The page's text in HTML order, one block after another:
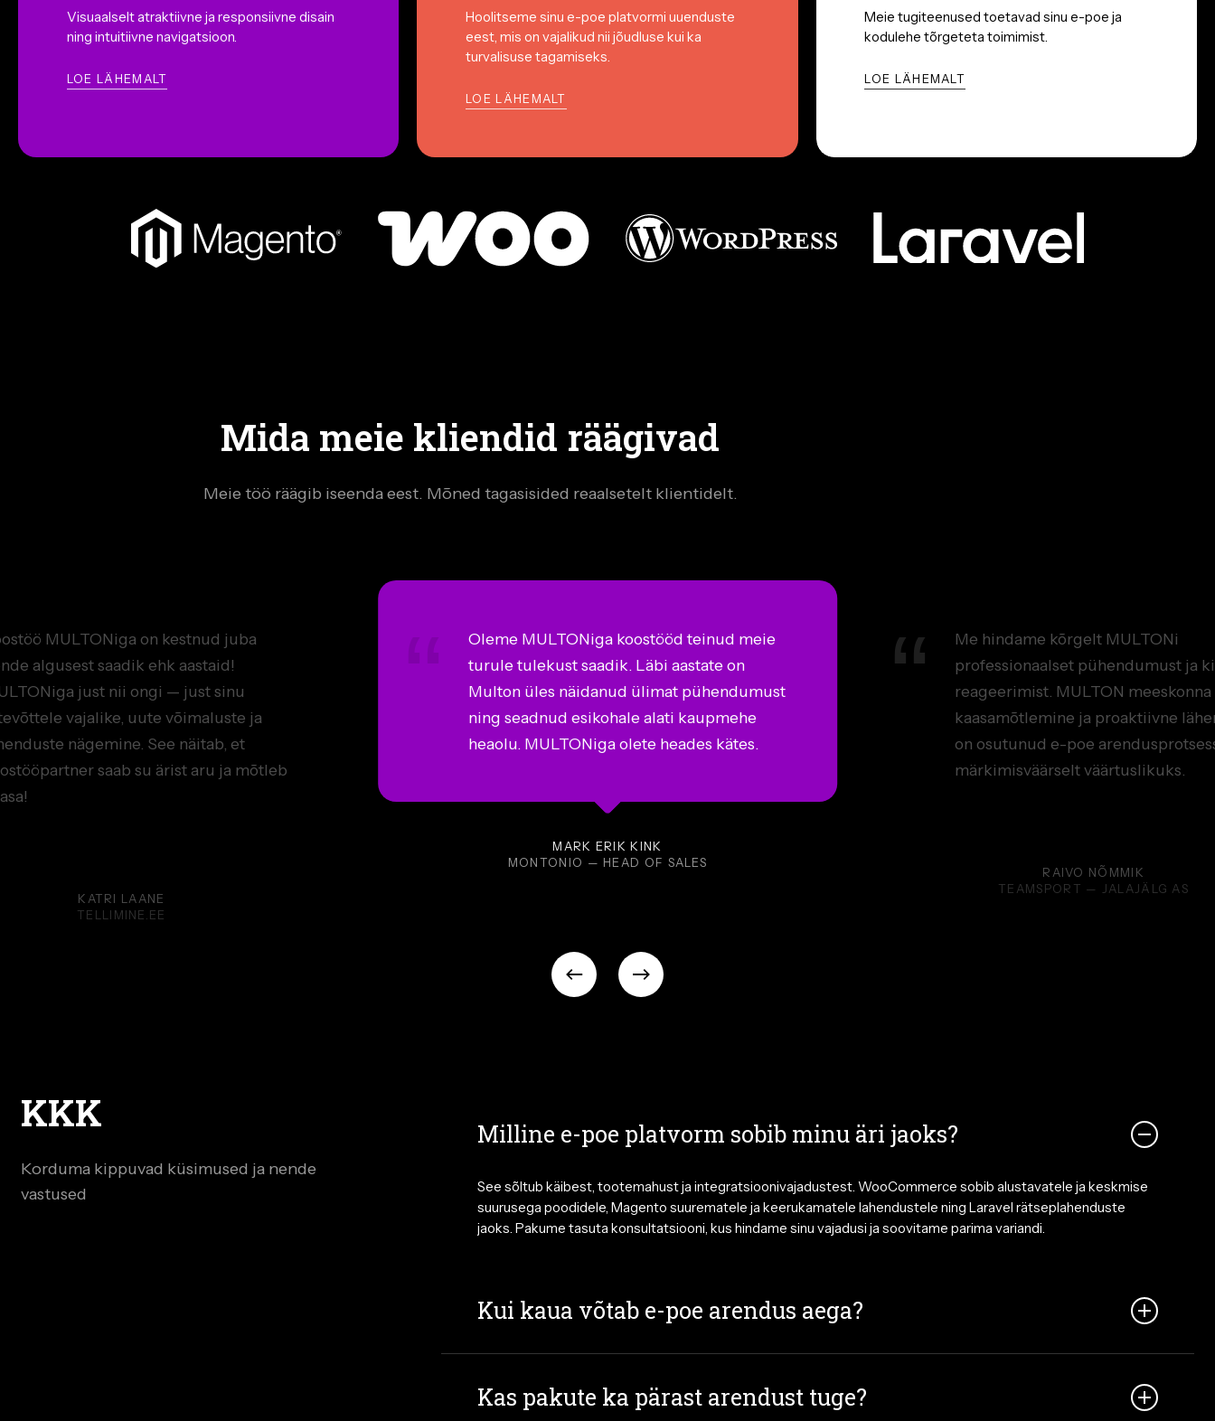
Visuaalselt atraktiivne ja responsiivne disain
ning intuitiivne navigatsioon.
LOE LÄHEMALT
Hoolitseme sinu e-poe platvormi uuenduste
eest, mis on vajalikud nii jõudluse kui ka
turvalisuse tagamiseks.
LOE LÄHEMALT
Meie tugiteenused toetavad sinu e-poe ja
kodulehe tõrgeteta toimimist.
LOE LÄHEMALT
Mida meie kliendid räägivad
Meie töö räägib iseenda eest. Mõned tagasisided reaalsetelt klientidelt.
Oleme MULTONiga koostööd teinud meie
turule tulekust saadik. Läbi aastate on
Multon üles näidanud ülimat pühendumust
ning seadnud esikohale alati kaupmehe
heaolu. MULTONiga olete heades kätes.
MARK ERIK KINK
MONTONIO — HEAD OF SALES
Me hindame kõrgelt MULTONi
professionaalset pühendumust ja
reageerimist. MULTON meeskonna
kaasamõtlemine ja proaktiivne
on osutunud e-poe
märkimisväärselt väärtuslikuks.
RAIVO NÕMMIK
TEAMSPORT — JALAJÄLG AS
MULTONiga on kestnud juba
algusest saadik ehk aastaid!
just nii ongi — just sinu
vajalike, uute võimaluste ja
nägemine. See näitab, et
saab su ärist aru ja mõtleb
KATRI LAANE
TELLIMINE.EE
KKK
Korduma kippuvad küsimused ja nende
vastused
Milline e-poe platvorm sobib minu äri jaoks?
See sõltub käibest, tootemahust ja integratsioonivajadustest. WooCommerce sobib alustavatele ja keskmise
suurusega poodidele, Magento suurematele ja keerukamatele lahendustele ning Laravel rätseplahenduste
jaoks. Pakume tasuta konsultatsiooni, kus hindame sinu vajadusi ja soovitame parima variandi.
Kui kaua võtab e-poe arendus aega?
ajakava koostame pärast projekti mahuga tutvumist.
Kas pakute ka pärast arendust tuge?